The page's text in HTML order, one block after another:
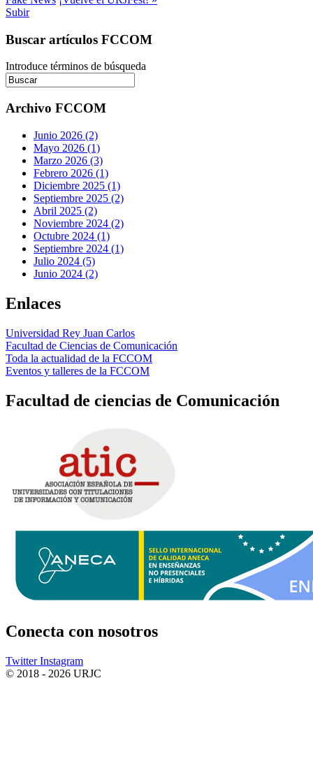
Subir
Buscar artículos FCCOM
Introduce términos de búsqueda
Archivo FCCOM
Junio 2026 (2)
Mayo 2026 (1)
Marzo 2026 (3)
Febrero 2026 (1)
Diciembre 2025 (1)
Septiembre 2025 (2)
Abril 2025 (2)
Noviembre 2024 (2)
Octubre 2024 (1)
Septiembre 2024 (1)
Julio 2024 (5)
Junio 2024 (2)
Enlaces
Universidad Rey Juan Carlos
Facultad de Ciencias de Comunicación
Toda la actualidad de la FCCOM
Eventos y talleres de la FCCOM
Facultad de ciencias de Comunicación
Conecta con nosotros
Twitter Instagram
© 2018 - 2026 URJC